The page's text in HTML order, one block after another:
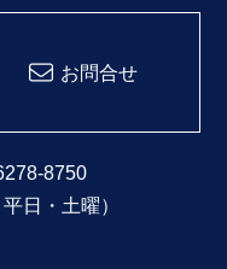
お問合せ
8750
日・土曜）